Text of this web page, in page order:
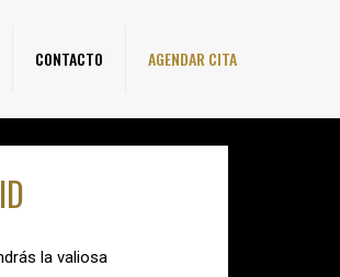
CONTACTO AGENDAR CITA
la valiosa